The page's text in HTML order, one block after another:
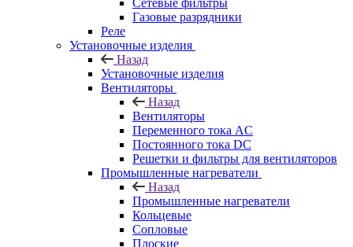
Сетевые фильтры
Газовые разрядники
Реле
Установочные изделия
Назад
Установочные изделия
Вентиляторы
Назад
Вентиляторы
Переменного тока AC
Постоянного тока DC
Решетки и фильтры для вентиляторов
Промышленные нагреватели
Назад
Промышленные нагреватели
Кольцевые
Сопловые
Плоские